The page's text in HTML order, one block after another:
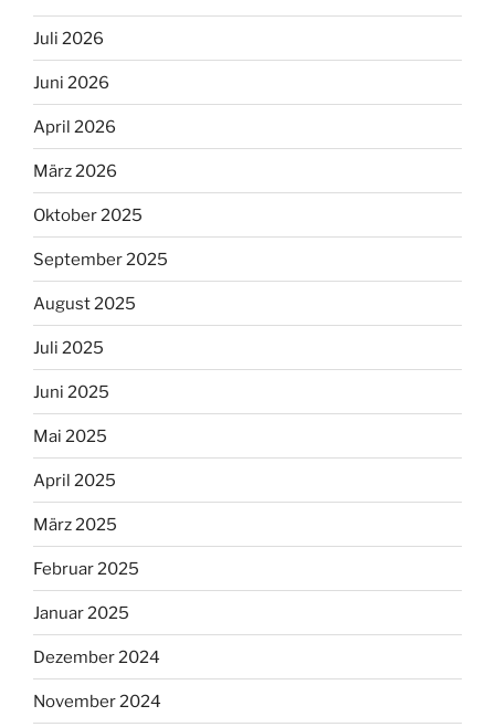
Juli 2026
Juni 2026
April 2026
März 2026
Oktober 2025
September 2025
August 2025
Juli 2025
Juni 2025
Mai 2025
April 2025
März 2025
Februar 2025
Januar 2025
Dezember 2024
November 2024